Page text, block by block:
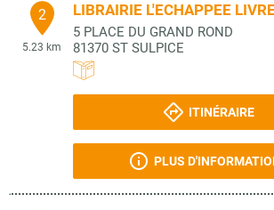
2
5.23 km
LIBRAIRIE L'ECHAPPEE
5 PLACE DU GRAND ROND
81370 ST SULPICE
ITINÉRAIRE
PLUS